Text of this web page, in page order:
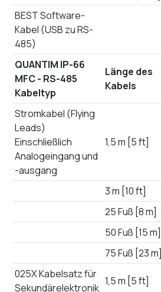
BEST Software-
Kabel (USB zu RS-
485)
QUANTIM IP-66
MFC - RS-485
Kabeltyp
Länge des
Kabels
Stromkabel (Flying
Leads)
Einschließlich
Analogeingang und
-ausgang
1,5 m [5 ft]
3 m [10 ft]
25 Fuß [8 m]
50 Fuß [15 m]
75 Fuß [23 m]
025X Kabelsatz für
Sekundärelektronik
1,5 m [5 ft]